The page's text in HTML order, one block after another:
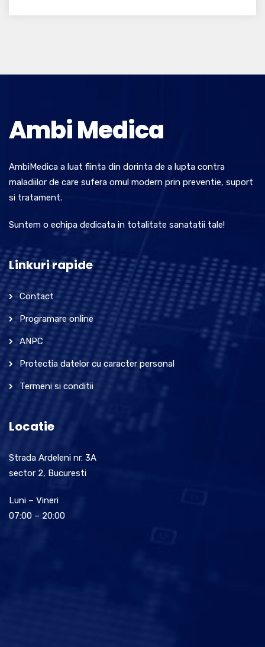
Ambi Medica
AmbiMedica a luat fiinta din dorinta de a lupta contra
maladiilor de care sufera omul modern prin preventie, suport
si tratament.
Suntem o echipa dedicata in totalitate sanatatii tale!
Linkuri rapide
Contact
Programare online
ANPC
Protectia datelor cu caracter personal
Termeni si conditii
Locatie
Strada Ardeleni nr. 3A
sector 2, Bucuresti
Luni – Vineri
07:00 – 20:00